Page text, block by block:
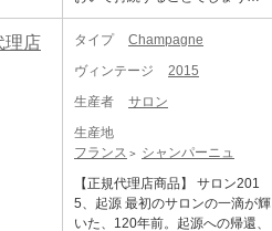
そして温かい春の後に、雷雨と
あられがブドウ畑を襲いました
が、初夏 には再度天候に恵ま
とずれました。7月頭には少し雨
が降り、その後珍しく涼しい日
が続き、8月11日には月蝕を迎え
に始まり、10月3日、雨の中で終
了します。この年は、とてもよ
ですが、サロンが手掛ければ、
それは驚くほど緻密で知的な構
ラクティック発酵を行わないこ
とによる鮮烈な酸が、20年近い
果実味と溶け合い始めたのが今
この瞬間でしょう。 香りを吸い
込めば、焼きたてのブリオッシ
ュの香ばしさの奥から、砕いた
岩石のような硬質なニュアンス
シャルドネ種しか使わず、各ワ
シャンパーニュサロン。その
上、より優れた年にしか出荷を
所以です。その年の気候が起こ
す些細な出来事が、すべてを変
えてしまう。そんな繊細な環境
のです。 45代目にあたるサロン
2015は、再生や復活といった表
現に同調します。今まで大切に
本となっています。 ※オリジナ
造られません。当初、エメ・サ
ロンは自分自身と友人たちのた
めだけにこの特別なシャンパー
ニュを考案しました。しかし、
瞬く間に1920年代の美食家たち
栓した瞬間から、サロン2015は
私たちの五感全てを魅了しま
す。きらめくゴールドの色合い
は グリーンとシルバーのハイラ
イトによって引き立てられ、き
でに瓶詰めされたボトルのほぼ
すべてのヴィンテージが、メニ
す。これは、継承を尊重するメ
ゾンの信念を表しています。20
世紀を通して生産されたヴィン
はワイン界では異例の数といえ
るでしょう。 1905年、ブラン・
ド・ブランが誕生します。サロ
サロン2007は、その姿を現せは
じめたオーロラを思わせるワイ
り、後に政治家となったウジェ
ーヌ・エメ・サロン氏が、地元
たブドウから、自身で愉しむた
めにシャンパーニュを仕立てた
のが始まり。メニル・シュー
ル・オジェ村の一つの畑の、そ
れも単一ヴィンテージのシャル
理店
タイプ
Champagne
ヴィンテージ
2015
生産者
サロン
生産地
フランス
シャンパーニュ
【正規代理店商品】 サロン201
5、起源 最初のサロンの一滴が輝
いた、120年前。起源への帰還、